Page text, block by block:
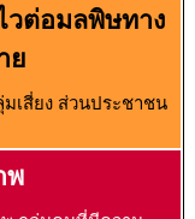
ต่อมลพิษทาง
ย
เสี่ยง ส่วนประชาชน
พ